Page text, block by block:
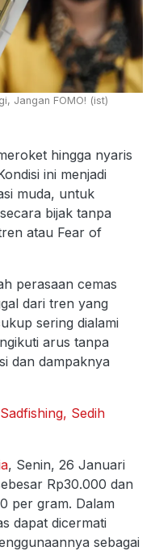
Jangan FOMO! (ist)
hingga nyaris
ini menjadi
muda, untuk
bijak tanpa
atau Fear of
perasaan cemas
dari tren yang
sering dialami
arus tanpa
dan dampaknya
Sedih
, Senin, 26 Januari
Rp30.000 dan
per gram. Dalam
dapat dicermati
sebagai